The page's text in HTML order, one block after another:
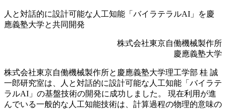
人と対話的に設計可能な人工知能「バイラテラルAI」を慶
應義塾大学と共同開発
株式会社東京自働機械製作所
慶應義塾大学
株式会社東京自働機械製作所と慶應義塾大学理工学部 桂 誠
一郎研究室は、人と対話的に設計可能な人工知能「バイラテ
ラルAI」の基盤技術の開発に成功しました。 現在利用が進
んでいる一般的な人工知能技術は、計算過程の物理的意味の